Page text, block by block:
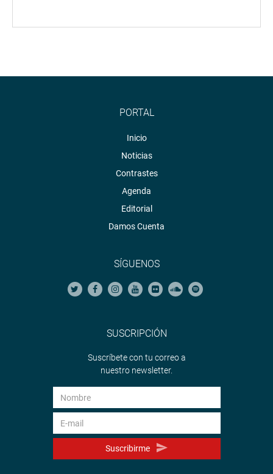
PORTAL
Inicio
Noticias
Contrastes
Agenda
Editorial
Damos Cuenta
SÍGUENOS
SUSCRIPCIÓN
Suscríbete con tu correo a
nuestro newsletter.
Suscribirme